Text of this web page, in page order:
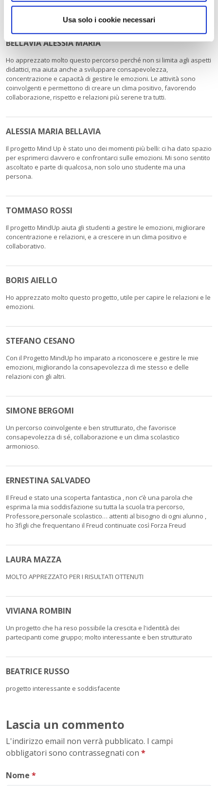
Usa solo i cookie necessari
I commenti
BELLAVIA ALESSIA MARIA
Ho apprezzato molto questo percorso perché non si limita agli aspetti
didattici, ma aiuta anche a sviluppare consapevolezza,
concentrazione e capacità di gestire le emozioni. Le attività sono
coinvolgenti e permettono di creare un clima positivo, favorendo
collaborazione, rispetto e relazioni più serene tra tutti.
ALESSIA MARIA BELLAVIA
Il progetto Mind Up è stato uno dei momenti più belli: ci ha dato spazio
per esprimerci davvero e confrontarci sulle emozioni. Mi sono sentito
ascoltato e parte di qualcosa, non solo uno studente ma una
persona.
TOMMASO ROSSI
Il progetto MindUp aiuta gli studenti a gestire le emozioni, migliorare
concentrazione e relazioni, e a crescere in un clima positivo e
collaborativo.
BORIS AIELLO
Ho apprezzato molto questo progetto, utile per capire le relazioni e le
emozioni.
STEFANO CESANO
Con il Progetto MindUp ho imparato a riconoscere e gestire le mie
emozioni, migliorando la consapevolezza di me stesso e delle
relazioni con gli altri.
SIMONE BERGOMI
Un percorso coinvolgente e ben strutturato, che favorisce
consapevolezza di sé, collaborazione e un clima scolastico
armonioso.
ERNESTINA SALVADEO
Il Freud e stato una scoperta fantastica , non c’è una parola che
esprima la mia soddisfazione su tutta la scuola tra percorso,
Professore,personale scolastico… attenti al bisogno di ogni alunno ,
ho 3figli che frequentano il Freud continuate così Forza Freud
LAURA MAZZA
MOLTO APPREZZATO PER I RISULTATI OTTENUTI
VIVIANA ROMBIN
Un progetto che ha reso possibile la crescita e l'identità dei
partecipanti come gruppo; molto interessante e ben strutturato
BEATRICE RUSSO
progetto interessante e soddisfacente
Lascia un commento
L'indirizzo email non verrà pubblicato. I campi
obbligatori sono contrassegnati con *
Nome *